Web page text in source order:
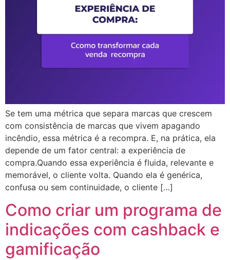
Se tem uma métrica que separa marcas que crescem
com consistência de marcas que vivem apagando
incêndio, essa métrica é a recompra. E, na prática, ela
depende de um fator central: a experiência de
compra.Quando essa experiência é fluida, relevante e
memorável, o cliente volta. Quando ela é genérica,
confusa ou sem continuidade, o cliente […]
Como criar um programa de
indicações com cashback e
gamificação